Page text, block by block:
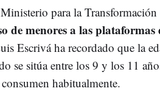
para la
de menores a las
Escrivá ha recordado que la
se sitúa entre los 9 y los 11
habitualmente.